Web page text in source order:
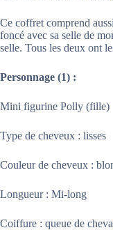
Ce coffret comprend
foncé avec sa selle de
selle. Tous les deux ont
Personnage (1) :
Mini figurine Polly (fille)
Type de cheveux : lisses
Couleur de cheveux :
Longueur : Mi-long
Coiffure : queue de